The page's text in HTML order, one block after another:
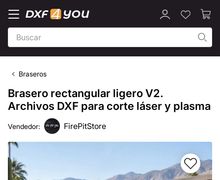
Braseros
Brasero rectangular ligero V2.
Archivos DXF para corte láser y plasma
Vendedor: FirePitStore